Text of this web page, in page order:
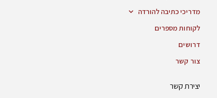
מדריכי כתיבה להורדה
לקוחות מספרים
דרושים
צור קשר
יצירת קשר